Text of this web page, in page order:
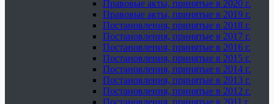
Правовые акты, принятые в 2020 г.
Правовые акты, принятые в 2019 г.
Постановления, принятые в 2018 г.
Постановления, принятые в 2017 г.
Постановления, принятые в 2016 г.
Постановления, принятые в 2015 г.
Постановления, принятые в 2014 г.
Постановления, принятые в 2013 г.
Постановления, принятые в 2012 г.
Постановления, принятые в 2011 г.